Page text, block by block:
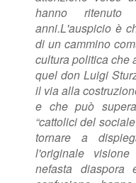
hanno
anni.L'auspicio è
di un cammino
cultura politica che
quel don Luigi
il via alla
e che può
“cattolici del
tornare a
l'originale
nefasta diaspora